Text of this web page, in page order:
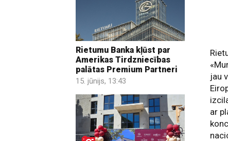
Rietumu Banka kļūst par
Amerikas Tirdzniecības
palātas Premium Partneri
15. jūnijs, 13:43
jau
ar